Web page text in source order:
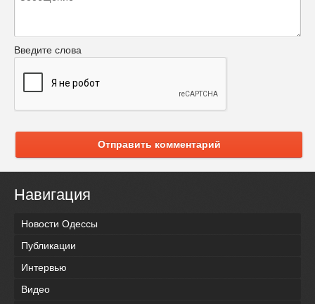
Введите слова
Отправить комментарий
Навигация
Новости Одессы
Публикации
Интервью
Видео